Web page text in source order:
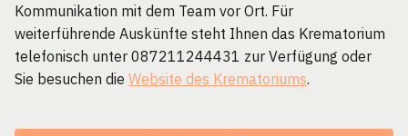
Kommunikation mit dem Team vor Ort. Für
weiterführende Auskünfte steht Ihnen das Krematorium
telefonisch unter 087211244431 zur Verfügung oder
Sie besuchen die Website des Krematoriums.